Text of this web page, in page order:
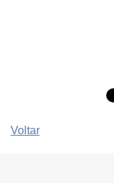
Voltar